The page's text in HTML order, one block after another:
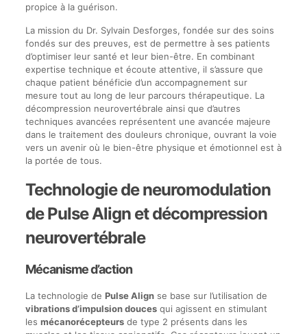
propice à la guérison.
La mission du Dr. Sylvain Desforges, fondée sur des soins
fondés sur des preuves, est de permettre à ses patients
d’optimiser leur santé et leur bien-être. En combinant
expertise technique et écoute attentive, il s’assure que
chaque patient bénéficie d’un accompagnement sur
mesure tout au long de leur parcours thérapeutique. La
décompression neurovertébrale ainsi que d’autres
techniques avancées représentent une avancée majeure
dans le traitement des douleurs chronique, ouvrant la voie
vers un avenir où le bien-être physique et émotionnel est à
la portée de tous.
Technologie de neuromodulation
de Pulse Align et décompression
neurovertébrale
Mécanisme d’action
La technologie de Pulse Alignse base sur l’utilisation de
vibrations d’impulsion doucesqui agissent en stimulant
les mécanorécepteursde type 2 présents dans les